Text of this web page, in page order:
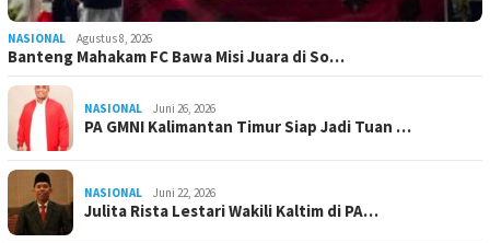
NASIONAL Agustus 8, 2026
Banteng Mahakam FC Bawa Misi Juara di So…
NASIONAL Juni 26, 2026
PA GMNI Kalimantan Timur Siap Jadi Tuan …
NASIONAL Juni 22, 2026
Julita Rista Lestari Wakili Kaltim di PA…